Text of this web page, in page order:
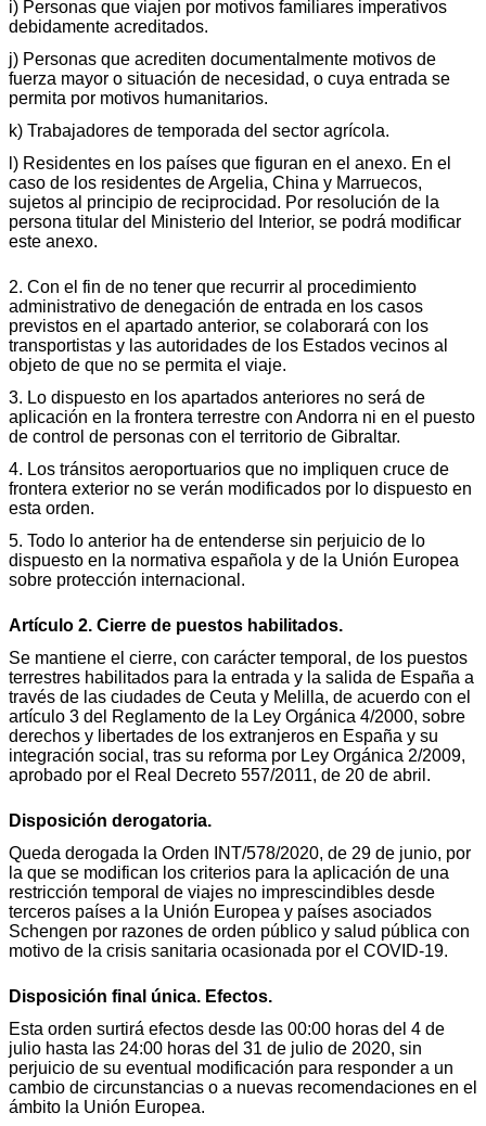
i) Personas que viajen por motivos familiares imperativos
debidamente acreditados.
j) Personas que acrediten documentalmente motivos de
fuerza mayor o situación de necesidad, o cuya entrada se
permita por motivos humanitarios.
k) Trabajadores de temporada del sector agrícola.
l) Residentes en los países que figuran en el anexo. En el
caso de los residentes de Argelia, China y Marruecos,
sujetos al principio de reciprocidad. Por resolución de la
persona titular del Ministerio del Interior, se podrá modificar
este anexo.
2. Con el fin de no tener que recurrir al procedimiento
administrativo de denegación de entrada en los casos
previstos en el apartado anterior, se colaborará con los
transportistas y las autoridades de los Estados vecinos al
objeto de que no se permita el viaje.
3. Lo dispuesto en los apartados anteriores no será de
aplicación en la frontera terrestre con Andorra ni en el puesto
de control de personas con el territorio de Gibraltar.
4. Los tránsitos aeroportuarios que no impliquen cruce de
frontera exterior no se verán modificados por lo dispuesto en
esta orden.
5. Todo lo anterior ha de entenderse sin perjuicio de lo
dispuesto en la normativa española y de la Unión Europea
sobre protección internacional.
Artículo 2. Cierre de puestos habilitados.
Se mantiene el cierre, con carácter temporal, de los puestos
terrestres habilitados para la entrada y la salida de España a
través de las ciudades de Ceuta y Melilla, de acuerdo con el
artículo 3 del Reglamento de la Ley Orgánica 4/2000, sobre
derechos y libertades de los extranjeros en España y su
integración social, tras su reforma por Ley Orgánica 2/2009,
aprobado por el Real Decreto 557/2011, de 20 de abril.
Disposición derogatoria.
Queda derogada la Orden INT/578/2020, de 29 de junio, por
la que se modifican los criterios para la aplicación de una
restricción temporal de viajes no imprescindibles desde
terceros países a la Unión Europea y países asociados
Schengen por razones de orden público y salud pública con
motivo de la crisis sanitaria ocasionada por el COVID-19.
Disposición final única. Efectos.
Esta orden surtirá efectos desde las 00:00 horas del 4 de
julio hasta las 24:00 horas del 31 de julio de 2020, sin
perjuicio de su eventual modificación para responder a un
cambio de circunstancias o a nuevas recomendaciones en el
ámbito la Unión Europea.